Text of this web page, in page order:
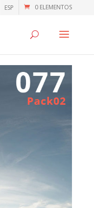
0 ELEMENTOS
ESP